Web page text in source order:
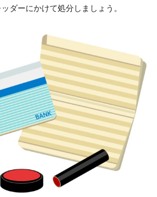
ダーにかけて処分しましょう。